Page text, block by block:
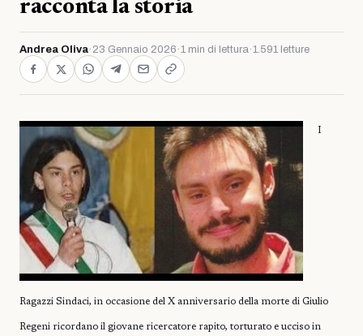
racconta la storia
Andrea Oliva· 23 Gennaio 2026 ·1 min di lettura·1.591 letture
I
Ragazzi Sindaci, in occasione del X anniversario della morte di Giulio
Regeni ricordano il giovane ricercatore rapito, torturato e ucciso in